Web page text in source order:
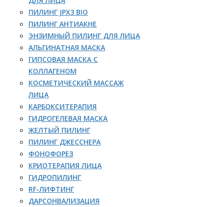
ПИЛИНГ JPX3 BIO
ПИЛИНГ АНТИАКНЕ
ЭНЗИМНЫЙ ПИЛИНГ ДЛЯ ЛИЦА
АЛЬГИНАТНАЯ МАСКА
ГИПСОВАЯ МАСКА С
КОЛЛАГЕНОМ
КОСМЕТИЧЕСКИЙ МАССАЖ
ЛИЦА
КАРБОКСИТЕРАПИЯ
ГИДРОГЕЛЕВАЯ МАСКА
ЖЕЛТЫЙ ПИЛИНГ
ПИЛИНГ ДЖЕССНЕРА
ФОНОФОРЕЗ
КРИОТЕРАПИЯ ЛИЦА
ГИДРОПИЛИНГ
RF-ЛИФТИНГ
ДАРСОНВАЛИЗАЦИЯ